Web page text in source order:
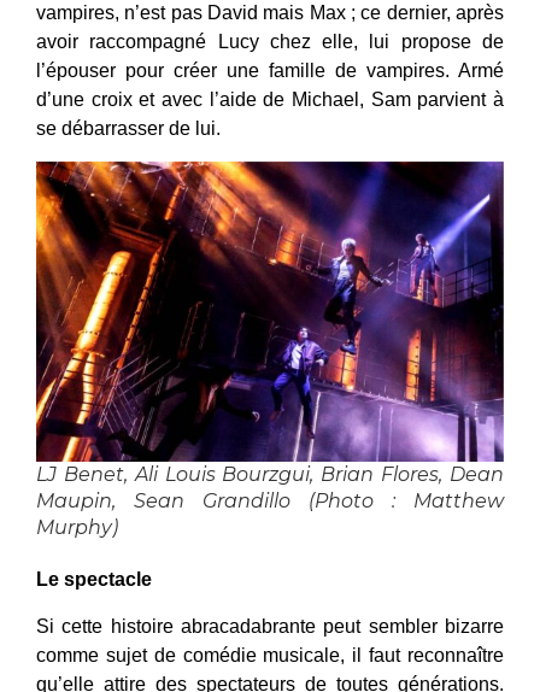
vampires, n’est pas David mais Max ; ce dernier, après
avoir raccompagné Lucy chez elle, lui propose de
l’épouser pour créer une famille de vampires. Armé
d’une croix et avec l’aide de Michael, Sam parvient à
se débarrasser de lui.
LJ Benet, Ali Louis Bourzgui, Brian Flores, Dean
Maupin, Sean Grandillo (Photo : Matthew
Murphy)
Le spectacle
Si cette histoire abracadabrante peut sembler bizarre
comme sujet de comédie musicale, il faut reconnaître
qu’elle attire des spectateurs de toutes générations.